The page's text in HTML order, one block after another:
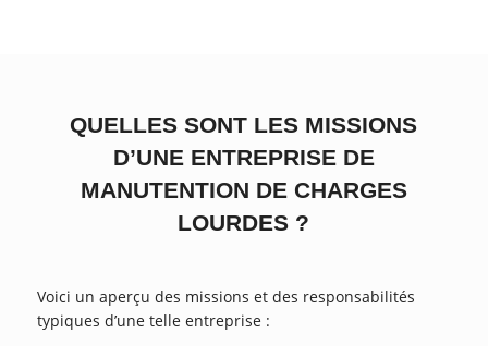
QUELLES SONT LES MISSIONS
D’UNE ENTREPRISE DE
MANUTENTION DE CHARGES
LOURDES ?
Voici un aperçu des missions et des responsabilités
typiques d’une telle entreprise :